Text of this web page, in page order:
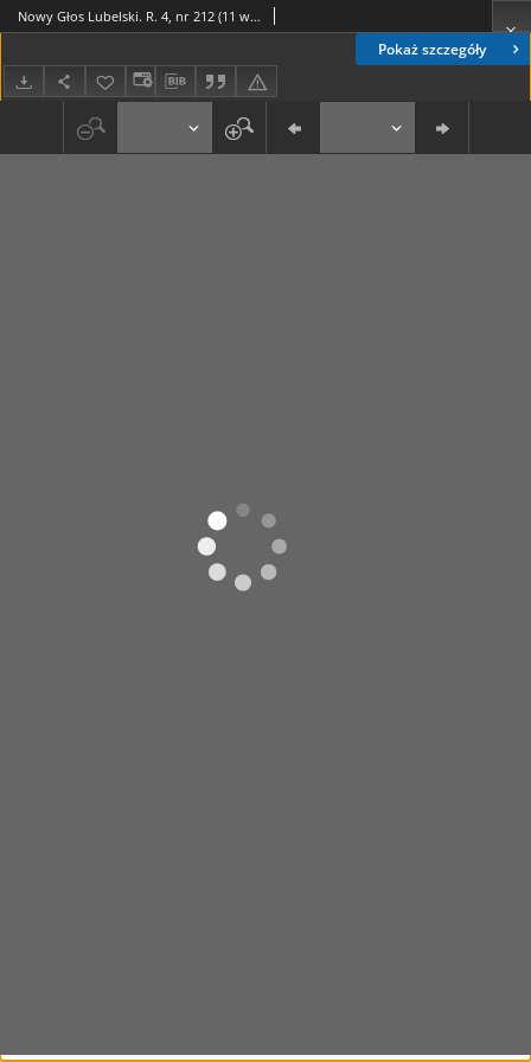
Pokaż szczegóły
Nowy Głos Lubelski. R. 4, nr 212 (11 września 1943)